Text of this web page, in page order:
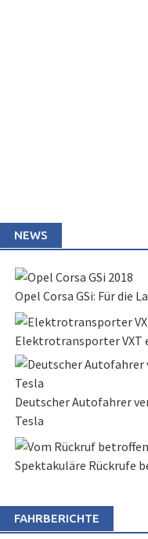
NEWS
Opel Corsa GSi: Für die
Elektrotransporter VXT
Deutscher Autofahrer
Tesla
Spektakuläre Rückrufe
FAHRBERICHTE